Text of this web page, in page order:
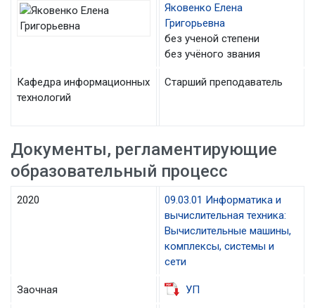
Яковенко Елена
Григорьевна
без ученой степени
без учёного звания
Кафедра информационных
технологий
Старший преподаватель
Документы, регламентирующие
образовательный процесс
2020
09.03.01 Информатика и
вычислительная техника:
Вычислительные машины,
комплексы, системы и
сети
Заочная УП